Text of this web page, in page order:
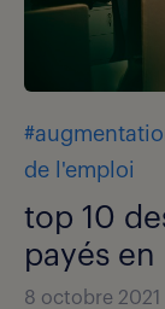
de l'emploi
top 10
payés en
8 octobre 2021